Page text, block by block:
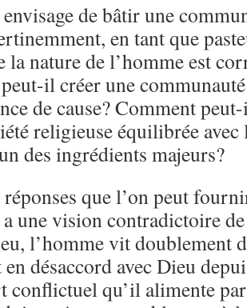
de bâtir une
en tant que
la nature de l’homme est
il créer une
de cause? Comment
religieuse équilibrée
des ingrédients majeurs?
réponses que l’on peut
une vision contradictoire
l’homme vit doublement
désaccord avec Dieu
conflictuel qu’il alimente par